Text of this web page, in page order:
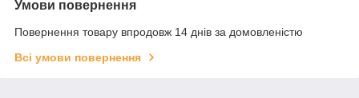
Умови повернення
Повернення товару впродовж 14 днів за домовленістю
Всі умови повернення